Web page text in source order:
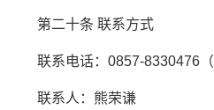
第二十条 联系方式
联系电话：0857-8330476（
联系人：熊荣谦